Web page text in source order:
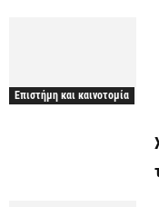
Επιστήμη και καινοτομία